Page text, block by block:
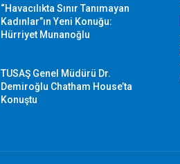
“Havacılıkta Sınır Tanımayan
Kadınlar”ın Yeni Konuğu:
Hürriyet Munanoğlu
TUSAŞ Genel Müdürü Dr.
Demiroğlu Chatham House’ta
Konuştu